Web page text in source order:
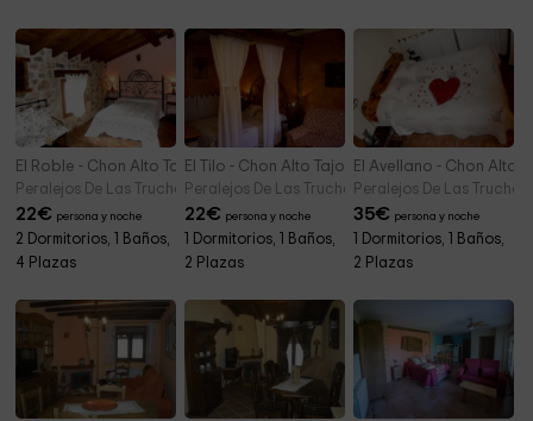
El Roble - Chon Alto Tajo
Peralejos De Las Truchas (Guadalajara)
22€ persona y noche
2 Dormitorios, 1 Baños,
4 Plazas
El Tilo - Chon Alto Tajo
Peralejos De Las Truchas (Guadalajara)
22€ persona y noche
1 Dormitorios, 1 Baños,
2 Plazas
El Avellano - Chon Alto
Peralejos De Las
35€ persona y noche
1 Dormitorios, 1 Baños,
2 Plazas